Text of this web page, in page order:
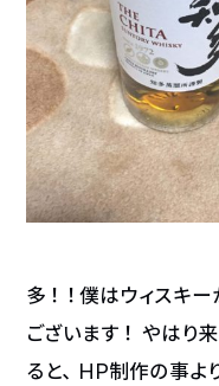
多！！僕はウィスキ
ございます！ やはり
ると、HP制作の事よ